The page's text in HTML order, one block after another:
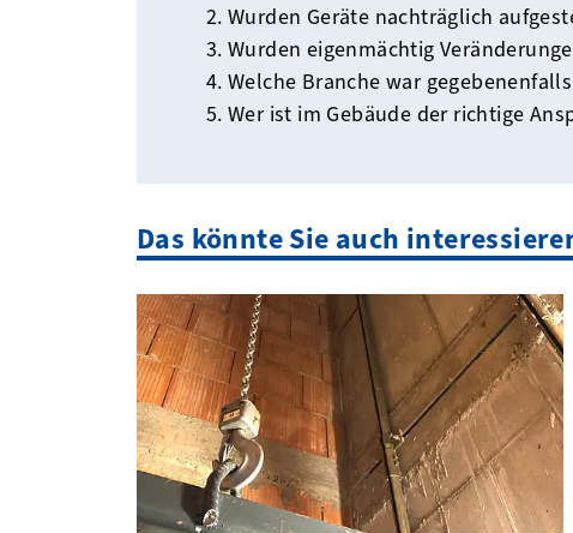
Wurden Geräte nachträglich
Wurden eigenmächtig
Welche Branche war
Wer ist im Gebäude der richtige
Das könnte Sie auch